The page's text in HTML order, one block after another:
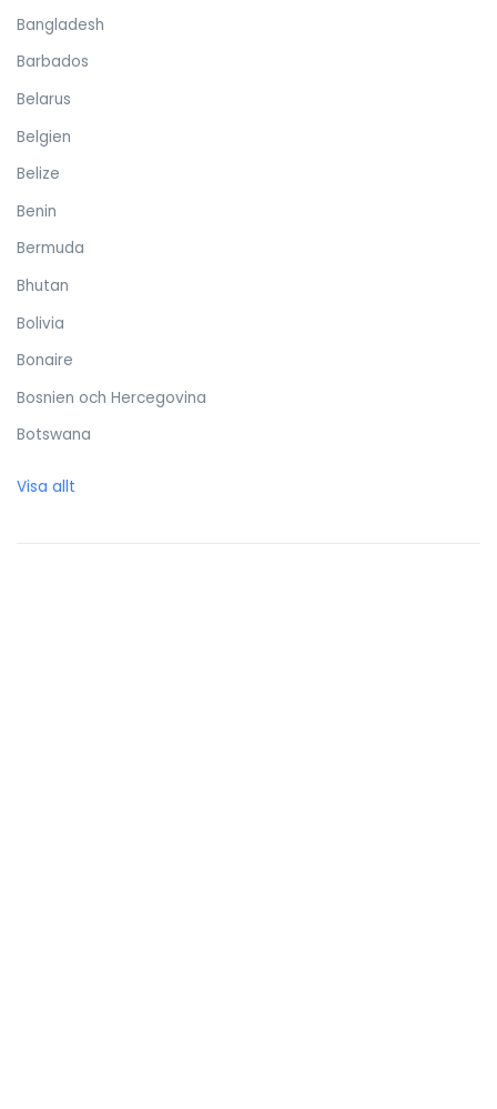
Bangladesh
Barbados
Belarus
Belgien
Belize
Benin
Bermuda
Bhutan
Bolivia
Bonaire
Bosnien och Hercegovina
Botswana
Brunei Darussalam
Visa allt